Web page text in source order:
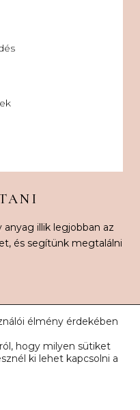
illik legjobban az
és segítünk megtalálni
Minden jog fenntartva.
élmény érdekében
hogy milyen sütiket
ki lehet kapcsolni a